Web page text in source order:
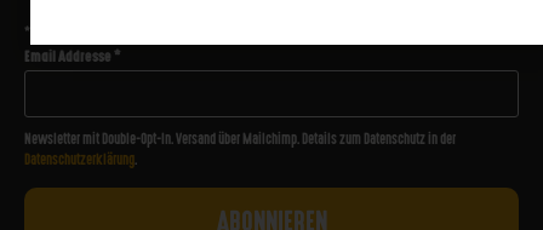
*
Email Addresse*
Newsletter mit Double-Opt-In. Versand über Mailchimp. Details zum Datenschutz in der
Datenschutzerklärung.